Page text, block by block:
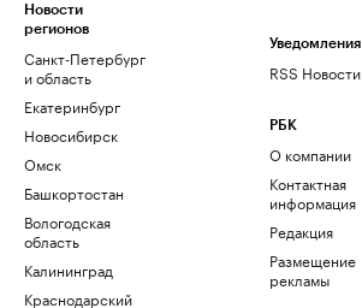
Новости
регионов
Санкт-Петербург
и область
Екатеринбург
Новосибирск
Омск
Башкортостан
Вологодская
область
Калининград
Краснодарский
Уведомления
RSS Новости
РБК
О компании
Контактная
информация
Редакция
Размещение
рекламы